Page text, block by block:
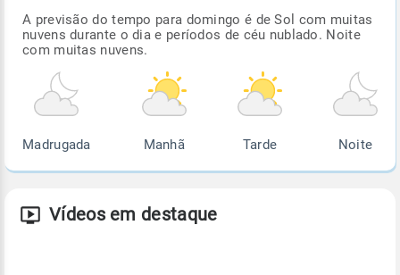
A previsão do tempo para domingo é de Sol com muitas
nuvens durante o dia e períodos de céu nublado. Noite
com muitas nuvens.
Madrugada Manhã Tarde Noite
Vídeos em destaque